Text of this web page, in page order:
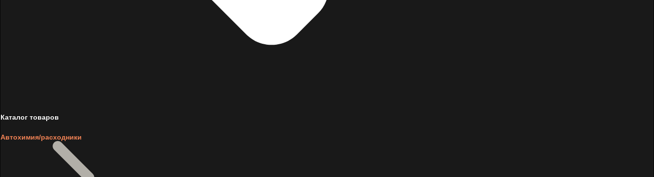
Каталог товаров
Автохимия/расходники